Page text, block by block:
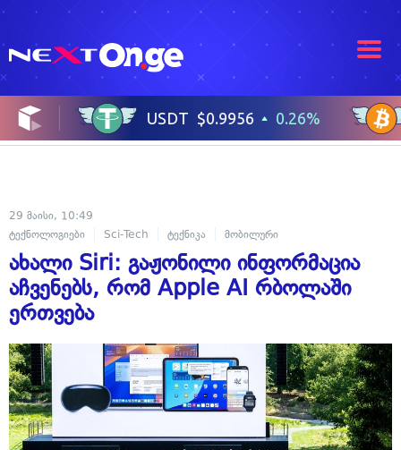
29 მაისი, 10:49
ტექნოლოგიები
Sci-Tech ტექნიკა მობილური
ახალი Siri: გაჟონილი ინფორმაცია
აჩვენებს, რომ Apple AI რბოლაში
ერთვება